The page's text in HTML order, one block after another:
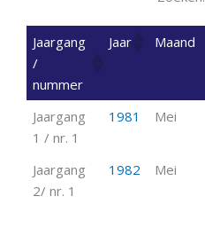
Jaargang
/
nummer
Jaar Maand
Jaargang
1 / nr. 1
1981 Mei
Jaargang
2/ nr. 1
1982 Mei